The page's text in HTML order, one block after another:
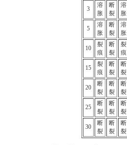
3
溶
胀
断
裂
溶
胀
5
溶
胀
断
裂
溶
胀
10
裂
痕
断
裂
裂
痕
15
裂
痕
断
裂
断
裂
20
断
裂
断
裂
断
裂
25
断
裂
断
裂
断
裂
30
断
裂
断
裂
断
裂